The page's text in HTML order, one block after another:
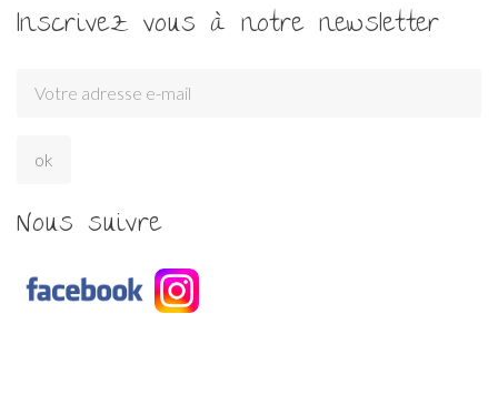
Inscrivez vous à notre newsletter
Nous suivre